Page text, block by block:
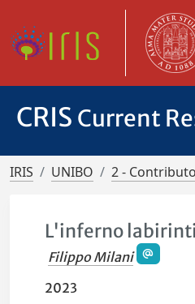
CRIS Current
IRIS UNIBO 2 -
L'inferno
Filippo Milani
2023